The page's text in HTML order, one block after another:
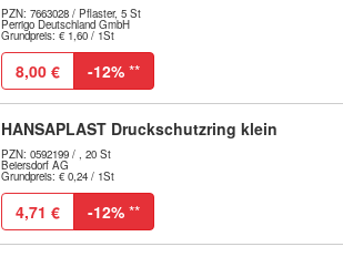
PZN: 7663028 / Pflaster, 5 St
Perrigo Deutschland GmbH
Grundpreis: € 1,60 / 1St
8,00 € -12% **
HANSAPLAST Druckschutzring klein
PZN: 0592199 / , 20 St
Beiersdorf AG
Grundpreis: € 0,24 / 1St
4,71 € -12% **